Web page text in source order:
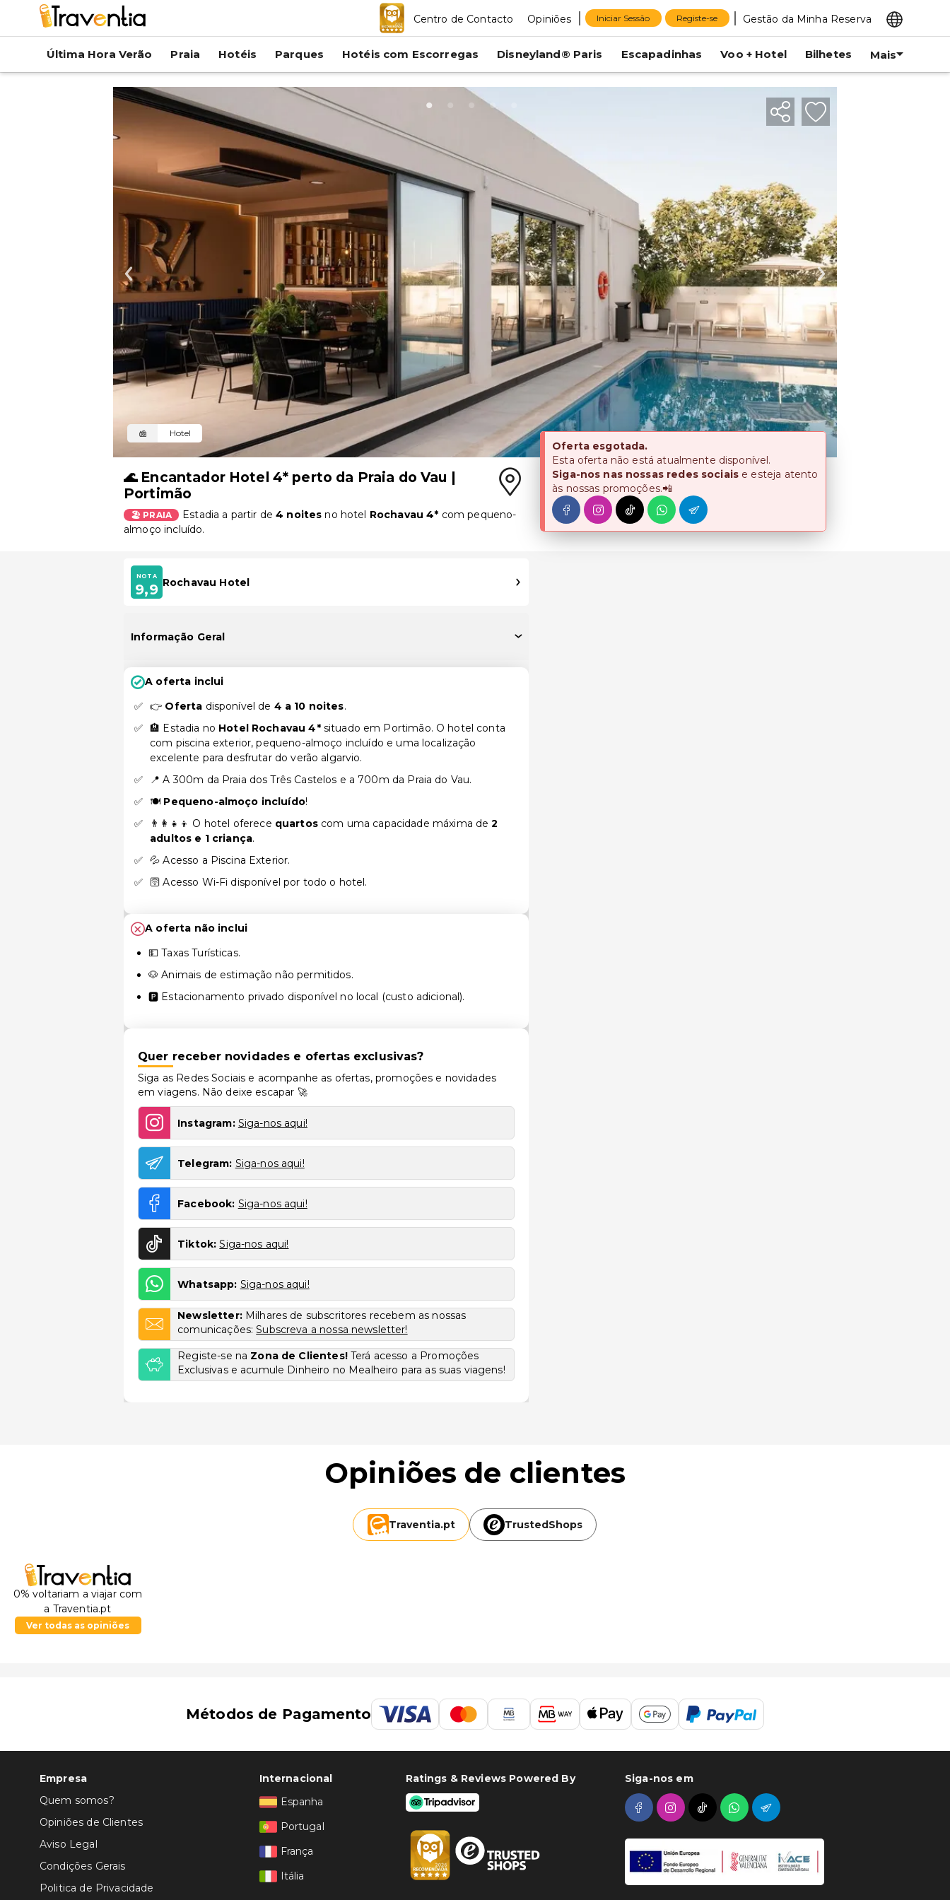
Centro de Contacto Opiniões Iniciar Sessão Registe-se Gestão da Minha Reserva
Última Hora Verão Praia Hotéis Parques Hotéis com Escorregas Disneyland® Paris Escapadinhas Voo + Hotel Bilhetes Mais
Hotel
🌊 Encantador Hotel 4* perto da Praia do Vau |
Portimão
🏖️ PRAIA Estadia a partir de4 noites no hotel Rochavau 4* com pequeno-
almoço incluído.
NOTA
9,9 Rochavau Hotel
Informação Geral
A oferta inclui
👉 Oferta disponível de 4 a 10 noites.
🏨 Estadia no Hotel Rochavau 4*situado em Portimão. O hotel conta
com piscina exterior, pequeno-almoço incluído e uma localização
excelente para desfrutar do verão algarvio.
📍 A 300m da Praia dos Três Castelos e a 700m da Praia do Vau.
🍽️ Pequeno-almoço incluído!
👨‍👩‍👧‍👦 O hotel oferece quartoscom uma capacidade máxima de2
adultos e 1 criança.
💦 Acesso a Piscina Exterior.
🛜 Acesso Wi-Fi disponível por todo o hotel.
A oferta não inclui
💵 Taxas Turísticas.
🐶 Animais de estimação não permitidos.
🅿️ Estacionamento privado disponível no local (custo adicional).
Quer receber novidades e ofertas exclusivas?
Siga as Redes Sociais e acompanhe as ofertas, promoções e novidades
em viagens. Não deixe escapar 🚀
Instagram: Siga-nos aqui!
Telegram: Siga-nos aqui!
Facebook: Siga-nos aqui!
Tiktok: Siga-nos aqui!
Whatsapp: Siga-nos aqui!
Newsletter: Milhares de subscritores recebem as nossas
comunicações:Subscreva a nossa newsletter!
Registe-se na Zona de Clientes!Terá acesso a Promoções
Exclusivas e acumule Dinheiro no Mealheiro para as suas viagens!
Oferta esgotada.
Esta oferta não está atualmente disponível.
Siga-nos nas nossas redes sociais e esteja atento
às nossas promoções.📲
Opiniões de clientes
Traventia.pt TrustedShops
0% voltariam a viajar com
a Traventia.pt
Ver todas as opiniões
Métodos de Pagamento
Empresa
Quem somos?
Opiniões de Clientes
Aviso Legal
Condições Gerais
Politica de Privacidade
Internacional
Espanha
Portugal
França
Itália
Ratings & Reviews Powered By Siga-nos em